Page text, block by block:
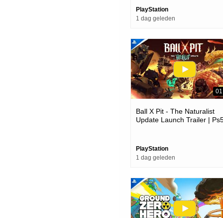
PlayStation
1 dag geleden
Ball X Pit - The Naturalist
Update Launch Trailer |
PlayStation
1 dag geleden